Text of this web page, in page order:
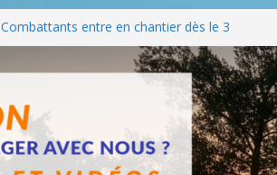
entre en chantier dès le 3
drache